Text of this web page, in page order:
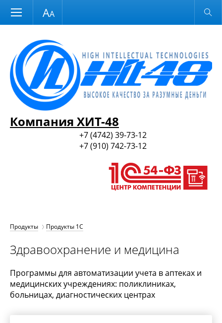
Размер шрифта Обычная версия
Компания ХИТ-48
+7 (4742) 39-73-12
+7 (910) 742-73-12
Продукты Продукты 1С
Здравоохранение и медицина
Программы для автоматизации учета в аптеках и
медицинских учреждениях: поликлиниках,
больницах, диагностических центрах